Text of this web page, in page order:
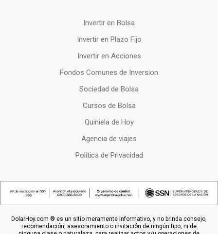
Invertir en Bolsa
Invertir en Plazo Fijo
Invertir en Acciones
Fondos Comunes de Inversion
Sociedad de Bolsa
Cursos de Bolsa
Quiniela de Hoy
Agencia de viajes
Política de Privacidad
DolarHoy.com ® es un sitio meramente informativo, y no brinda consejo,
recomendación, asesoramiento o invitación de ningún tipo, ni de